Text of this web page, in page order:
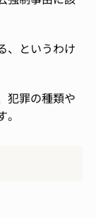
、というわけ
犯罪の種類や